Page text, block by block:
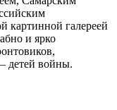
картинной галереей
и ярко
детей войны.